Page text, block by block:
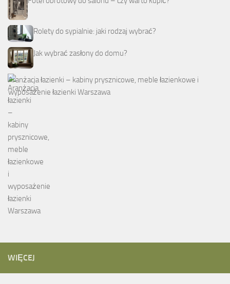
Rolety do sypialnie: jaki rodzaj wybrać?
Jak wybrać zasłony do domu?
Aranżacja łazienki – kabiny prysznicowe, meble łazienkowe i
wyposażenie łazienki Warszawa
WIĘCEJ